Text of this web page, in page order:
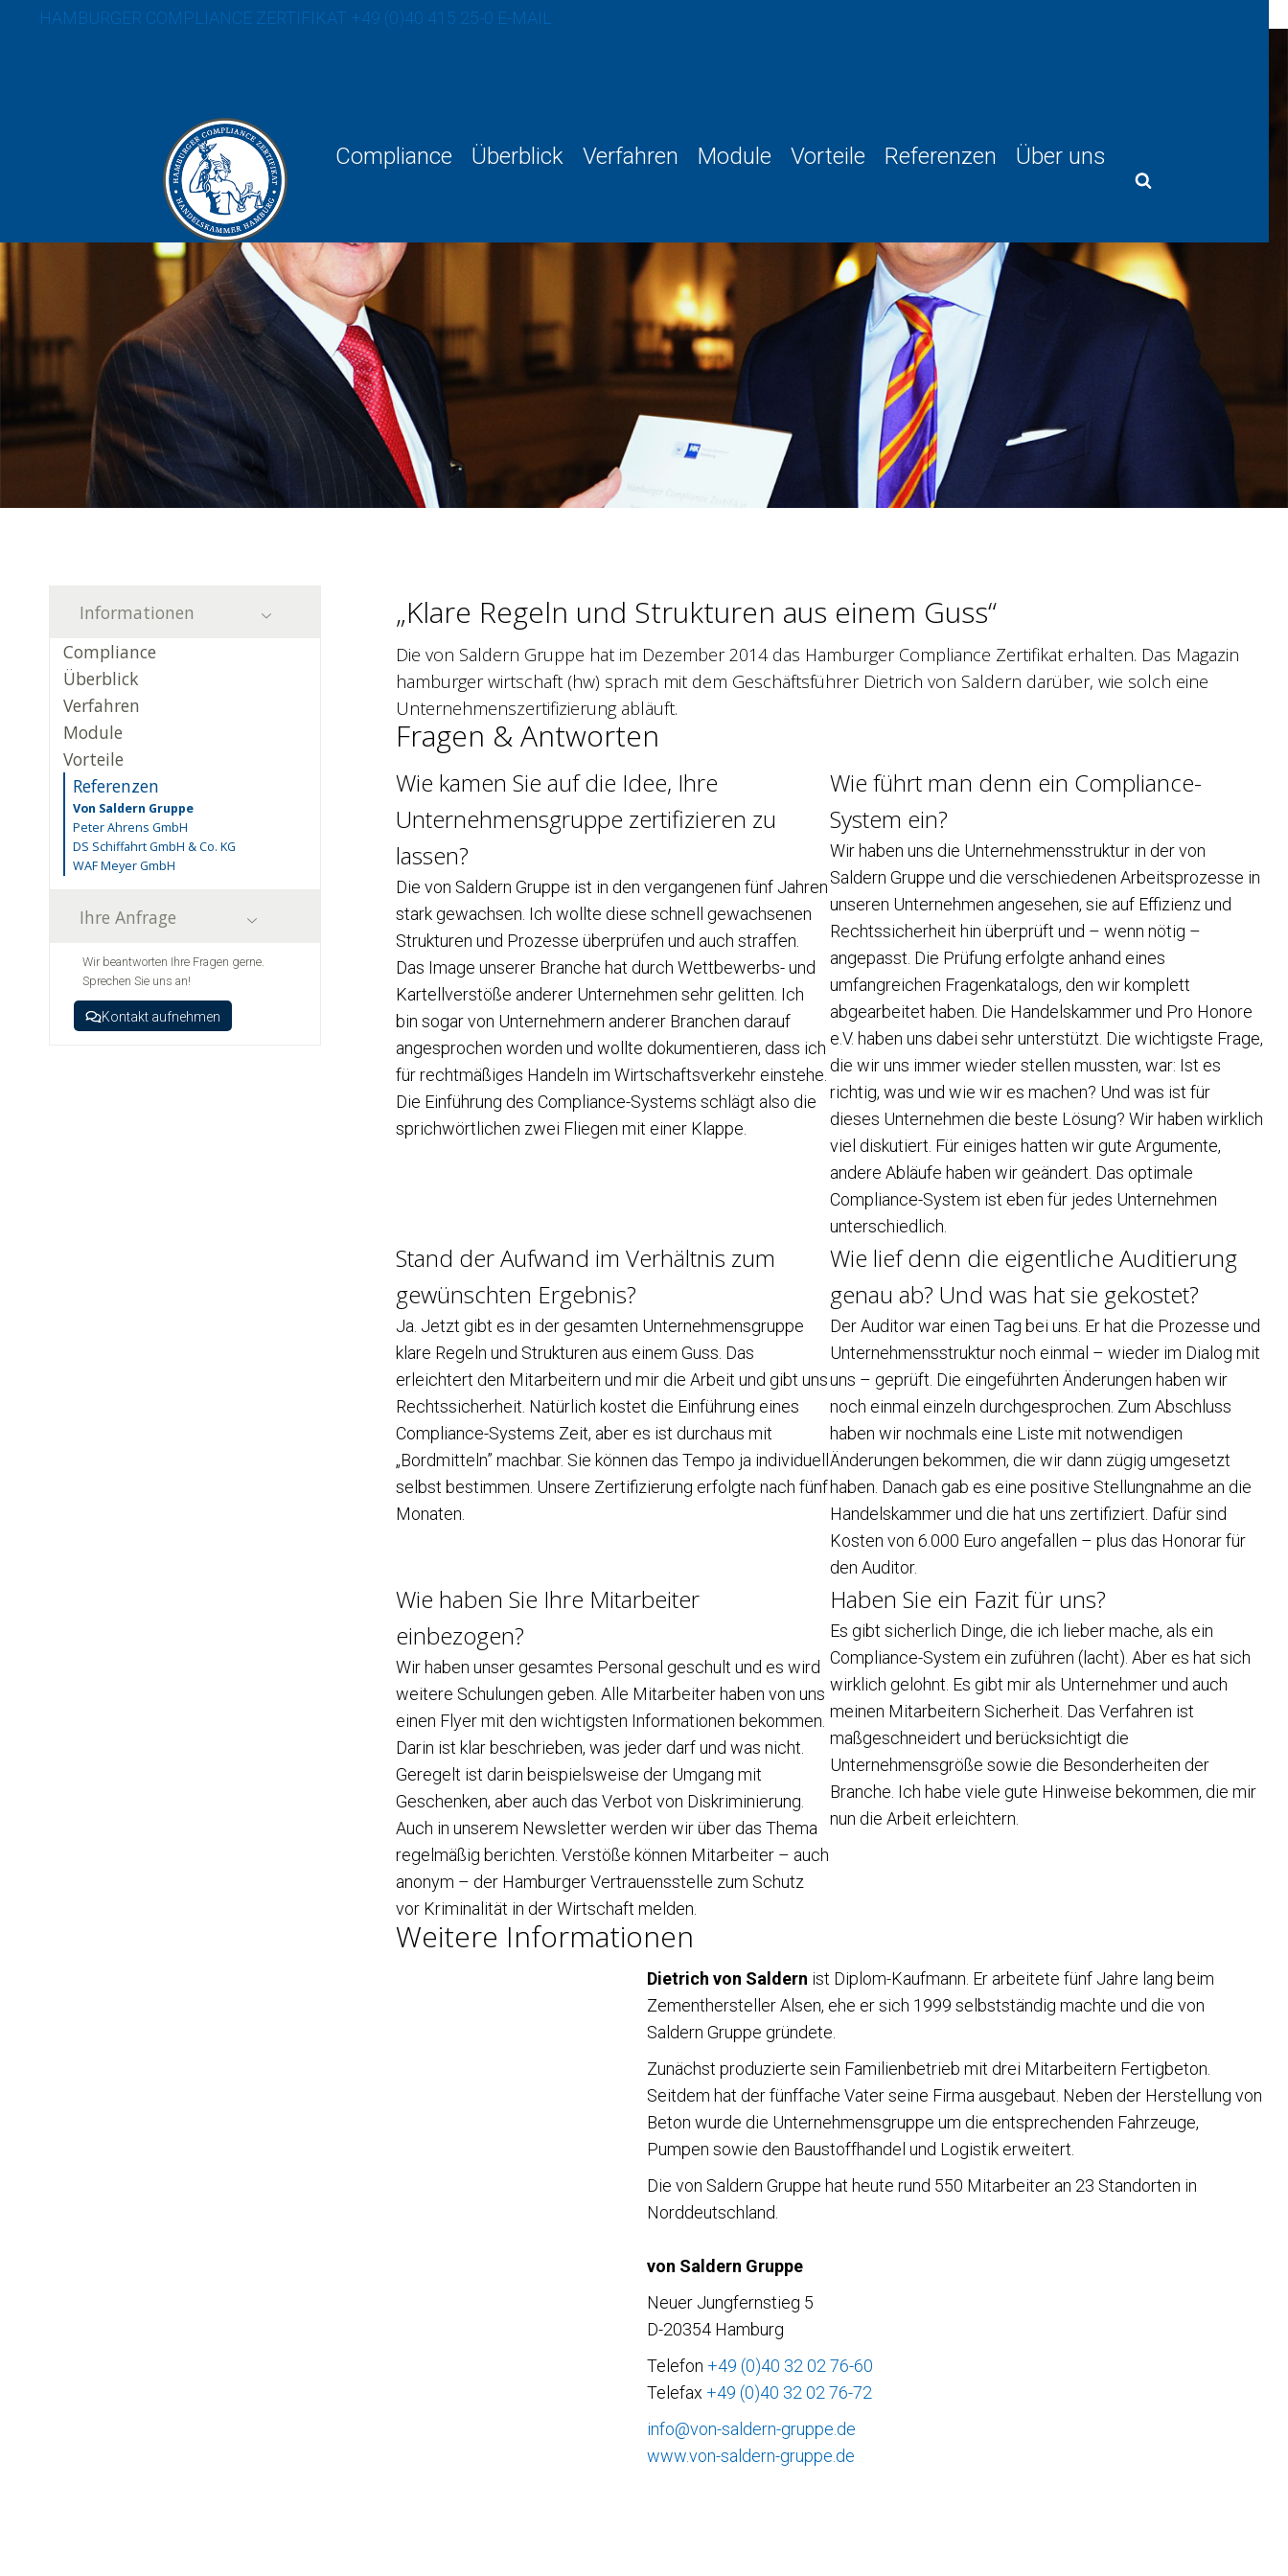
HAMBURGER COMPLIANCE ZERTIFIKAT +49 (0)40 415 25-0 E-MAIL
Compliance Überblick Verfahren Module Vorteile Referenzen Über uns
Informationen
Compliance
Überblick
Verfahren
Module
Vorteile
Referenzen
Von Saldern Gruppe
Peter Ahrens GmbH
DS Schiffahrt GmbH & Co. KG
WAF Meyer GmbH
Ihre Anfrage
Wir beantworten Ihre Fragen gerne.
Sprechen Sie uns an!
Kontakt aufnehmen
„Klare Regeln und Strukturen aus einem Guss“
Die von Saldern Gruppe hat im Dezember 2014 das Hamburger Compliance Zertifikat erhalten. Das Magazin
hamburger wirtschaft (hw) sprach mit dem Geschäftsführer Dietrich von Saldern darüber, wie solch eine
Unternehmenszertifizierung abläuft.
Fragen & Antworten
Wie kamen Sie auf die Idee, Ihre
Unternehmensgruppe zertifizieren zu
lassen?
Die von Saldern Gruppe ist in den vergangenen fünf Jahren
stark gewachsen. Ich wollte diese schnell gewachsenen
Strukturen und Prozesse überprüfen und auch straffen.
Das Image unserer Branche hat durch Wettbewerbs- und
Kartellverstöße anderer Unternehmen sehr gelitten. Ich
bin sogar von Unternehmern anderer Branchen darauf
angesprochen worden und wollte dokumentieren, dass ich
für rechtmäßiges Handeln im Wirtschaftsverkehr einstehe.
Die Einführung des Compliance-Systems schlägt also die
sprichwörtlichen zwei Fliegen mit einer Klappe.
Wie führt man denn ein Compliance-
System ein?
Wir haben uns die Unternehmensstruktur in der von
Saldern Gruppe und die verschiedenen Arbeitsprozesse in
unseren Unternehmen angesehen, sie auf Effizienz und
Rechtssicherheit hin überprüft und – wenn nötig –
angepasst. Die Prüfung erfolgte anhand eines
umfangreichen Fragenkatalogs, den wir komplett
abgearbeitet haben. Die Handelskammer und Pro Honore
e.V. haben uns dabei sehr unterstützt. Die wichtigste Frage,
die wir uns immer wieder stellen mussten, war: Ist es
richtig, was und wie wir es machen? Und was ist für
dieses Unternehmen die beste Lösung? Wir haben wirklich
viel diskutiert. Für einiges hatten wir gute Argumente,
andere Abläufe haben wir geändert. Das optimale
Compliance-System ist eben für jedes Unternehmen
unterschiedlich.
Stand der Aufwand im Verhältnis zum
gewünschten Ergebnis?
Ja. Jetzt gibt es in der gesamten Unternehmensgruppe
klare Regeln und Strukturen aus einem Guss. Das
erleichtert den Mitarbeitern und mir die Arbeit und gibt uns
Rechtssicherheit. Natürlich kostet die Einführung eines
Compliance-Systems Zeit, aber es ist durchaus mit
„Bordmitteln” machbar. Sie können das Tempo ja individuell
selbst bestimmen. Unsere Zertifizierung erfolgte nach fünf
Monaten.
Wie lief denn die eigentliche Auditierung
genau ab? Und was hat sie gekostet?
Der Auditor war einen Tag bei uns. Er hat die Prozesse und
Unternehmensstruktur noch einmal – wieder im Dialog mit
uns – geprüft. Die eingeführten Änderungen haben wir
noch einmal einzeln durchgesprochen. Zum Abschluss
haben wir nochmals eine Liste mit notwendigen
Änderungen bekommen, die wir dann zügig umgesetzt
haben. Danach gab es eine positive Stellungnahme an die
Handelskammer und die hat uns zertifiziert. Dafür sind
Kosten von 6.000 Euro angefallen – plus das Honorar für
den Auditor.
Wie haben Sie Ihre Mitarbeiter
einbezogen?
Wir haben unser gesamtes Personal geschult und es wird
weitere Schulungen geben. Alle Mitarbeiter haben von uns
einen Flyer mit den wichtigsten Informationen bekommen.
Darin ist klar beschrieben, was jeder darf und was nicht.
Geregelt ist darin beispielsweise der Umgang mit
Geschenken, aber auch das Verbot von Diskriminierung.
Auch in unserem Newsletter werden wir über das Thema
regelmäßig berichten. Verstöße können Mitarbeiter – auch
anonym – der Hamburger Vertrauensstelle zum Schutz
vor Kriminalität in der Wirtschaft melden.
Haben Sie ein Fazit für uns?
Es gibt sicherlich Dinge, die ich lieber mache, als ein
Compliance-System ein zuführen (lacht). Aber es hat sich
wirklich gelohnt. Es gibt mir als Unternehmer und auch
meinen Mitarbeitern Sicherheit. Das Verfahren ist
maßgeschneidert und berücksichtigt die
Unternehmensgröße sowie die Besonderheiten der
Branche. Ich habe viele gute Hinweise bekommen, die mir
nun die Arbeit erleichtern.
Weitere Informationen
Dietrich von Saldern ist Diplom-Kaufmann. Er arbeitete fünf Jahre lang beim
Zementhersteller Alsen, ehe er sich 1999 selbstständig machte und die von
Saldern Gruppe gründete.
Zunächst produzierte sein Familienbetrieb mit drei Mitarbeitern Fertigbeton.
Seitdem hat der fünffache Vater seine Firma ausgebaut. Neben der Herstellung von
Beton wurde die Unternehmensgruppe um die entsprechenden Fahrzeuge,
Pumpen sowie den Baustoffhandel und Logistik erweitert.
Die von Saldern Gruppe hat heute rund 550 Mitarbeiter an 23 Standorten in
Norddeutschland.
von Saldern Gruppe
Neuer Jungfernstieg 5
D-20354 Hamburg
Telefon +49 (0)40 32 02 76-60
Telefax +49 (0)40 32 02 76-72
info@von-saldern-gruppe.de
www.von-saldern-gruppe.de